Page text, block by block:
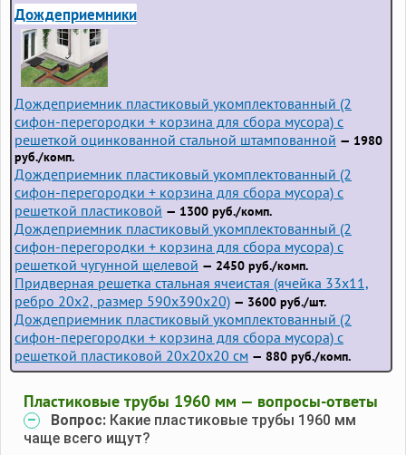
Дождеприемники
Дождеприемник пластиковый укомплектованный (2
сифон-перегородки + корзина для сбора мусора) с
решеткой оцинкованной стальной штампованной — 1980
руб./комп.
Дождеприемник пластиковый укомплектованный (2
сифон-перегородки + корзина для сбора мусора) с
решеткой пластиковой — 1300 руб./комп.
Дождеприемник пластиковый укомплектованный (2
сифон-перегородки + корзина для сбора мусора) с
решеткой чугунной щелевой — 2450 руб./комп.
Придверная решетка стальная ячеистая (ячейка 33x11,
ребро 20x2, размер 590x390x20) — 3600 руб./шт.
Дождеприемник пластиковый укомплектованный (2
сифон-перегородки + корзина для сбора мусора) с
решеткой пластиковой 20х20х20 см — 880 руб./комп.
Пластиковые трубы 1960 мм — вопросы-ответы
Вопрос: Какие пластиковые трубы 1960 мм
чаще всего ищут?